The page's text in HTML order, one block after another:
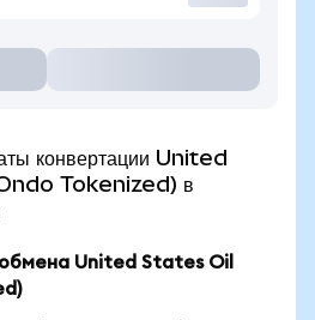
конвертации United
Tokenized) в
United States Oil